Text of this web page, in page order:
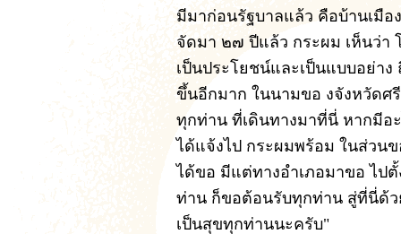
มีมาก่อนรัฐบาลแล้ว คือบ้านเมื
จัดมา ๒๗ ปีแล้ว กระผม เห็นว่า
เป็นประโยชน์และเป็นแบบอย่า
ขึ้นอีกมาก ในนามขอ งจังหวัดศ
ทุกท่าน ที่เดินทางมาที่นี่ หากมีอ
ได้แจ้งไป กระผมพร้อม ในส่วน
ได้ขอ มีแต่ทางอำเภอมาขอ ไป
ท่าน ก็ขอต้อนรับทุกท่าน สู่ที่นี่ด้ว
เป็นสุขทุกท่านนะครับ"